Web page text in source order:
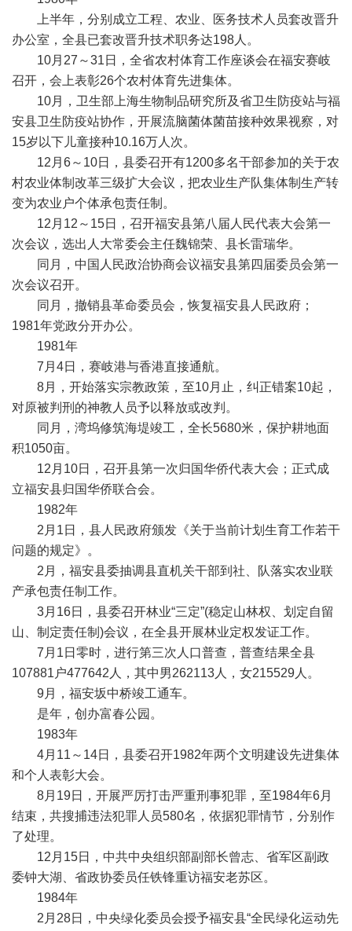
上半年，分别成立工程、农业、医务技术人员套改晋升
办公室，全县已套改晋升技术职务达198人。
10月27～31日，全省农村体育工作座谈会在福安赛岐
召开，会上表彰26个农村体育先进集体。
10月，卫生部上海生物制品研究所及省卫生防疫站与福
安县卫生防疫站协作，开展流脑菌体菌苗接种效果视察，对
15岁以下儿童接种10.16万人次。
12月6～10日，县委召开有1200多名干部参加的关于农
村农业体制改革三级扩大会议，把农业生产队集体制生产转
变为农业户个体承包责任制。
12月12～15日，召开福安县第八届人民代表大会第一
次会议，选出人大常委会主任魏锦荣、县长雷瑞华。
同月，中国人民政治协商会议福安县第四届委员会第一
次会议召开。
同月，撤销县革命委员会，恢复福安县人民政府；
1981年党政分开办公。
1981年
7月4日，赛岐港与香港直接通航。
8月，开始落实宗教政策，至10月止，纠正错案10起，
对原被判刑的神教人员予以释放或改判。
同月，湾坞修筑海堤竣工，全长5680米，保护耕地面
积1050亩。
12月10日，召开县第一次归国华侨代表大会；正式成
立福安县归国华侨联合会。
1982年
2月1日，县人民政府颁发《关于当前计划生育工作若干
问题的规定》。
2月，福安县委抽调县直机关干部到社、队落实农业联
产承包责任制工作。
3月16日，县委召开林业“三定”(稳定山林权、划定自留
山、制定责任制)会议，在全县开展林业定权发证工作。
7月1日零时，进行第三次人口普查，普查结果全县
107881户477642人，其中男262113人，女215529人。
9月，福安坂中桥竣工通车。
是年，创办富春公园。
1983年
4月11～14日，县委召开1982年两个文明建设先进集体
和个人表彰大会。
8月19日，开展严厉打击严重刑事犯罪，至1984年6月
结束，共搜捕违法犯罪人员580名，依据犯罪情节，分别作
了处理。
12月15日，中共中央组织部副部长曾志、省军区副政
委钟大湖、省政协委员任铁锋重访福安老苏区。
1984年
2月28日，中央绿化委员会授予福安县“全民绿化运动先